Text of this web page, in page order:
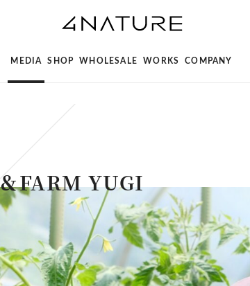
MEDIA SHOP WHOLESALE WORKS COMPANY
FARM YUGI